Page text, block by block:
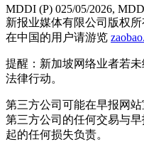
MDDI (P) 025/05/2026,
新报业媒体有限公司版权所
在中国的用户请游览
提醒：新加坡网络业者若
法律行动。
第三方公司可能在早报网
第三方公司的任何交易与
起的任何损失负责。